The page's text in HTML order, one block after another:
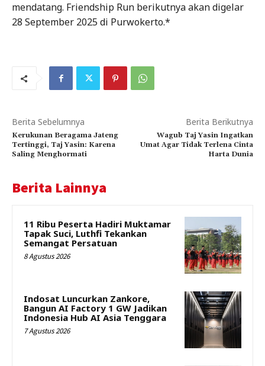
mendatang. Friendship Run berikutnya akan digelar
28 September 2025 di Purwokerto.*
Berita Sebelumnya
Kerukunan Beragama Jateng
Tertinggi, Taj Yasin: Karena
Saling Menghormati
Berita Berikutnya
Wagub Taj Yasin Ingatkan
Umat Agar Tidak Terlena Cinta
Harta Dunia
Berita Lainnya
11 Ribu Peserta Hadiri Muktamar
Tapak Suci, Luthfi Tekankan
Semangat Persatuan
8 Agustus 2026
Indosat Luncurkan Zankore,
Bangun AI Factory 1 GW Jadikan
Indonesia Hub AI Asia Tenggara
7 Agustus 2026